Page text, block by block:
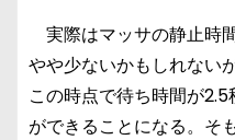
実際はマッサの静止時
やや少ないかもしれない
この時点で待ち時間が
ができることになる。そ